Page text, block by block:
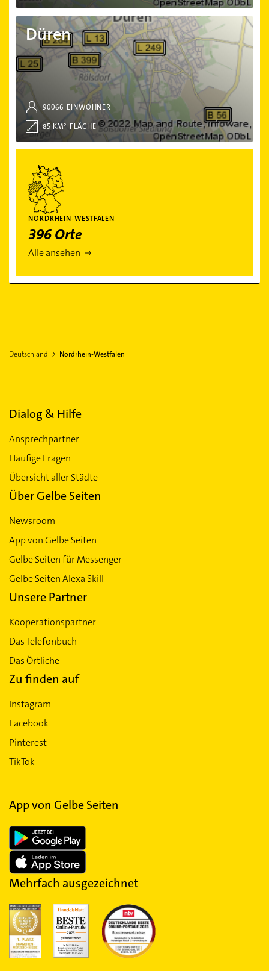
Düren
EINWOHNER
90066
FLÄCHE
85 KM²
Düren
NORDRHEIN-WESTFALEN
396 Orte
Alle ansehen
Deutschland Nordrhein-Westfalen
Dialog & Hilfe
Ansprechpartner
Häufige Fragen
Übersicht aller Städte
Über Gelbe Seiten
Newsroom
App von Gelbe Seiten
Gelbe Seiten für Messenger
Gelbe Seiten Alexa Skill
Unsere Partner
Kooperationspartner
Das Telefonbuch
Das Örtliche
Zu finden auf
Instagram
Facebook
Pinterest
TikTok
App von Gelbe Seiten
Mehrfach ausgezeichnet